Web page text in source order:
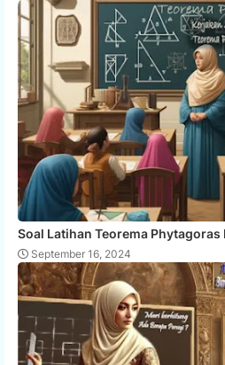
Soal Latihan Teorema
September 16, 2024